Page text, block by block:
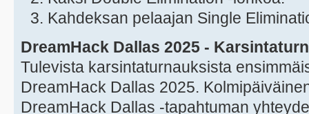
Kahdeksan pelaajan Single
DreamHack Dallas 2025 -
Tulevista karsintaturnauksista
DreamHack Dallas 2025.
DreamHack Dallas -tapahtuman